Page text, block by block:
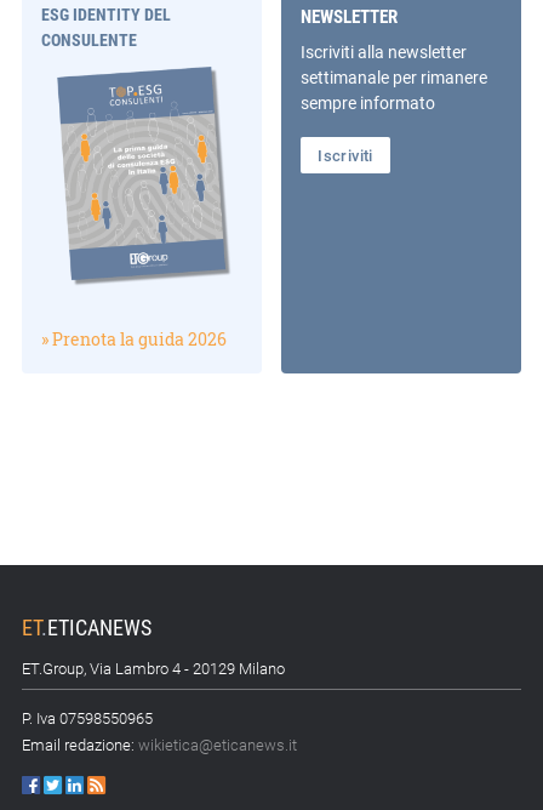
ESG IDENTITY DEL
CONSULENTE
» Prenota la guida 2026
NEWSLETTER
Iscriviti alla newsletter
settimanale per rimanere
sempre informato
Iscriviti
ET.ETICANEWS
ET.Group, Via Lambro 4 - 20129 Milano
P. Iva 07598550965
Email redazione: wikietica@eticanews.it